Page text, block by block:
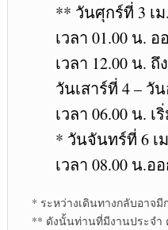
** วันศุกร์ที่ 3 เม
เวลา 01.00 น.
เวลา 12.00 น.
วันเสาร์ที่ 4 – วั
เวลา 06.00 น.
* วันจันทร์ที่ 6 เ
เวลา 08.00 น.
* ระหว่างเดินทางกลับอาจ
** ดังนั้นท่านที่มีงานประจำ